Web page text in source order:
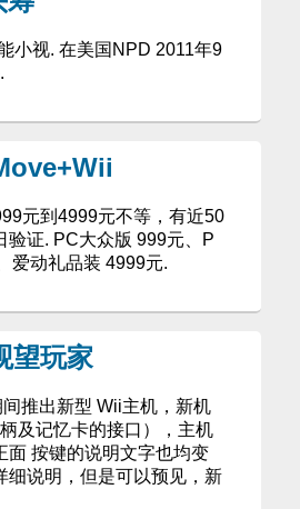
小视. 在美国NPD 2011年9
元到4999元不等，有近50
验证. PC大众版 999元、P
爱动礼品装 4999元.
望玩家
推出新型 Wii主机，新机
及记忆卡的接口），主机
面 按键的说明文字也均变
细说明，但是可以预见，新